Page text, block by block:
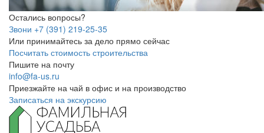
Остались вопросы?
Звони +7 (391) 219-25-35
Или принимайтесь за дело прямо сейчас
Посчитать стоимость строительства
Пишите на почту
info@fa-us.ru
Приезжайте на чай в офис и на производство
Записаться на экскурсию